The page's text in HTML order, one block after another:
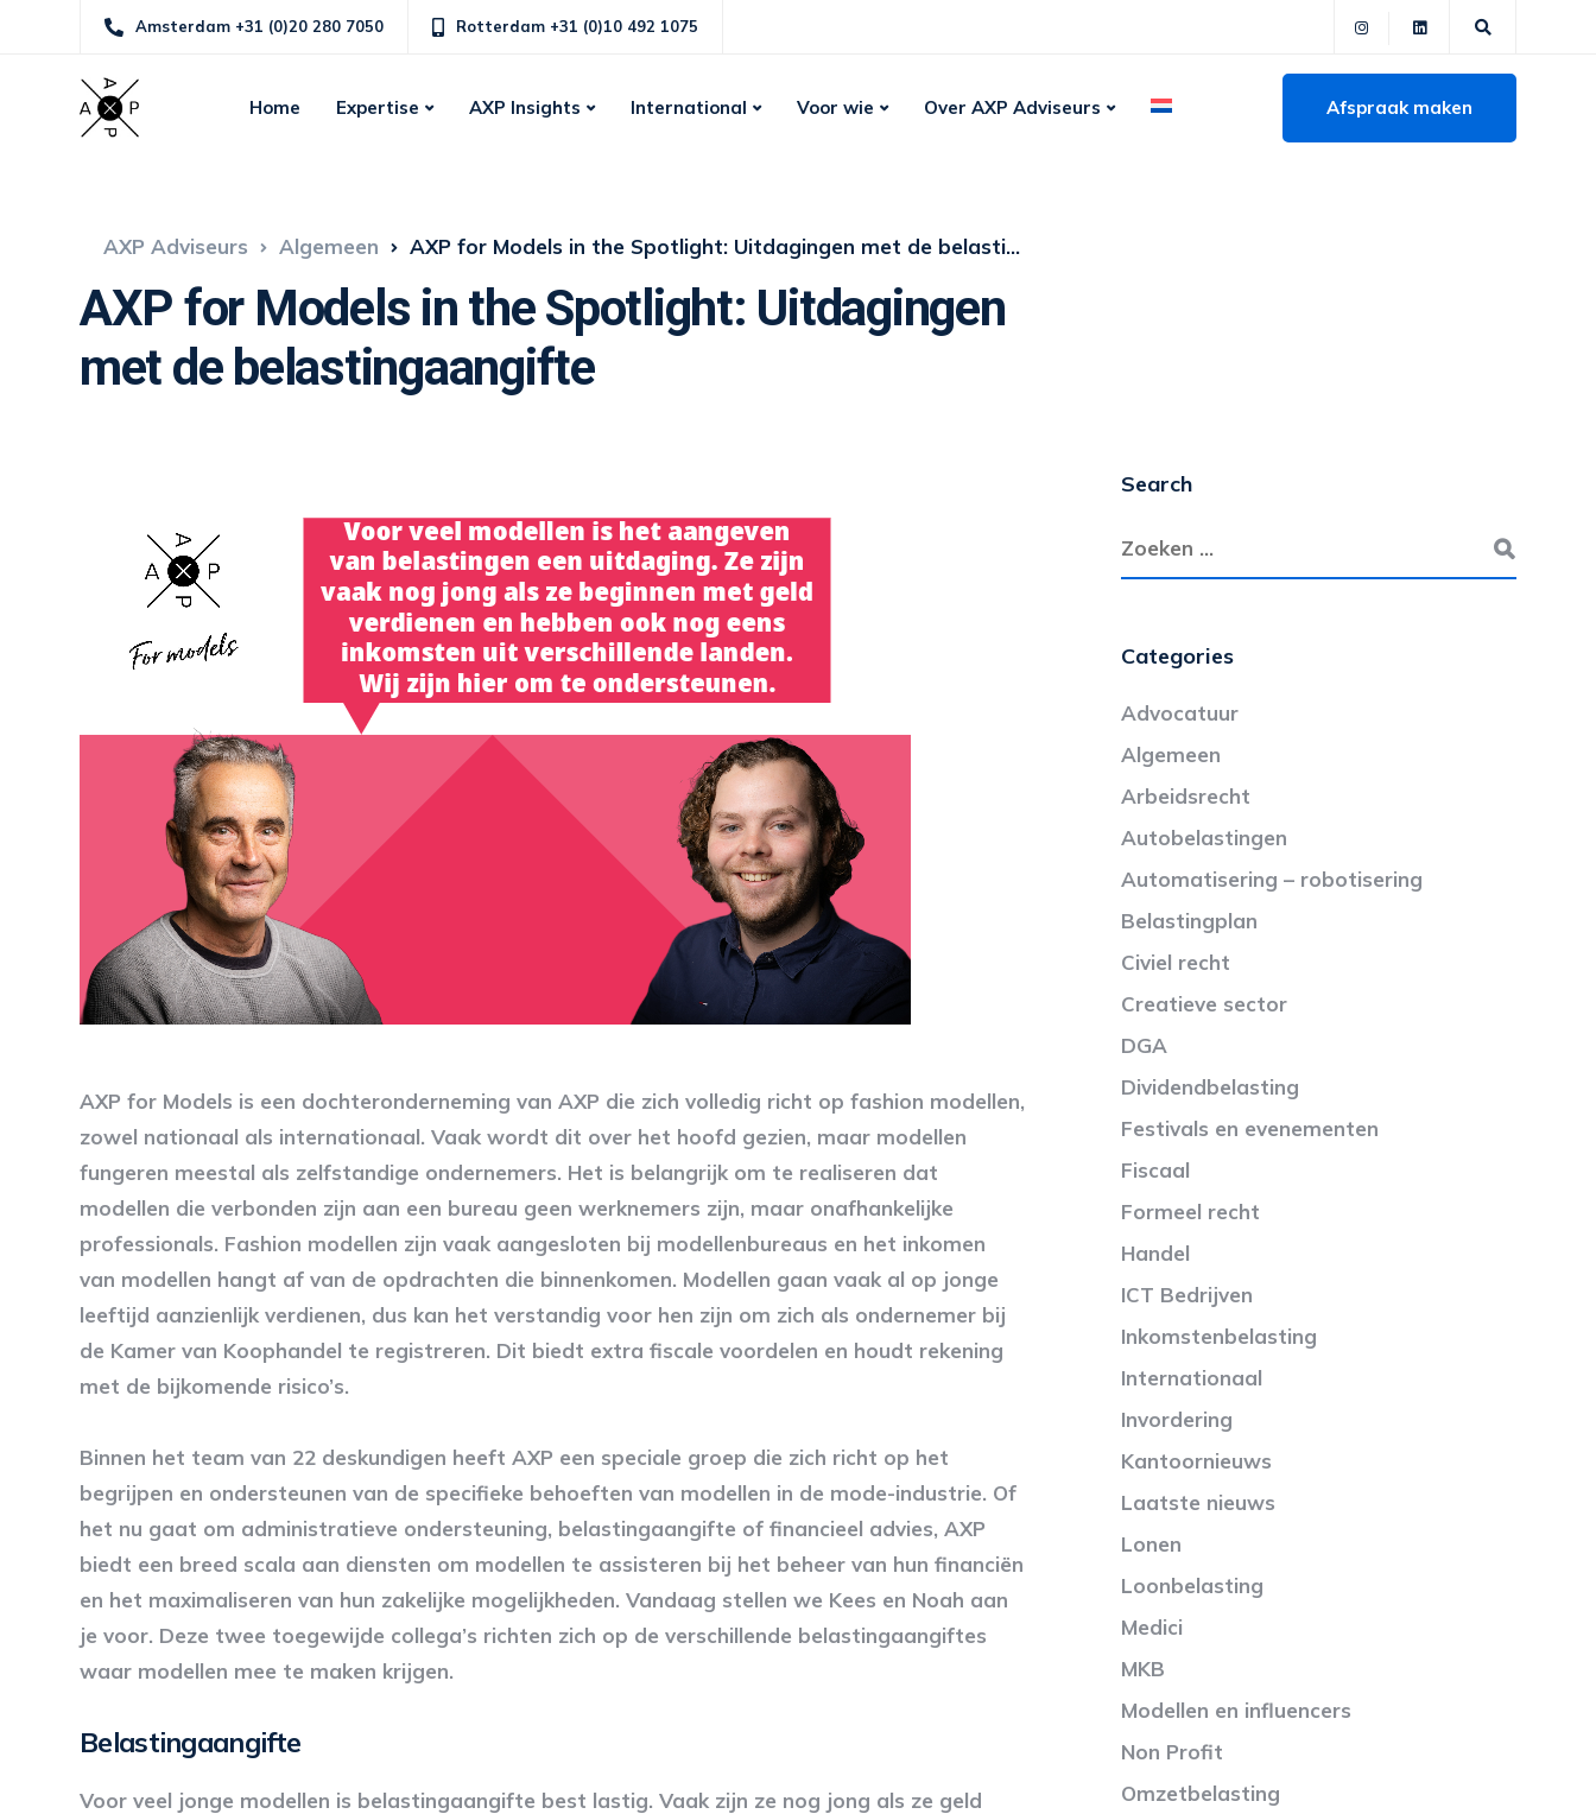
Amsterdam +31 (0)20 280 7050 Rotterdam +31 (0)10 492 1075
Home Expertise AXP Insights International Voor wie Over AXP Adviseurs Afspraak maken
AXP Adviseurs Algemeen AXP for Models in the Spotlight: Uitdagingen met de belastingaangifte
AXP for Models in the Spotlight: Uitdagingen
met de belastingaangifte
AXP for Models is een dochteronderneming van AXP die zich volledig richt op fashion modellen,
zowel nationaal als internationaal. Vaak wordt dit over het hoofd gezien, maar modellen
fungeren meestal als zelfstandige ondernemers. Het is belangrijk om te realiseren dat
modellen die verbonden zijn aan een bureau geen werknemers zijn, maar onafhankelijke
professionals. Fashion modellen zijn vaak aangesloten bij modellenbureaus en het inkomen
van modellen hangt af van de opdrachten die binnenkomen. Modellen gaan vaak al op jonge
leeftijd aanzienlijk verdienen, dus kan het verstandig voor hen zijn om zich als ondernemer bij
de Kamer van Koophandel te registreren. Dit biedt extra fiscale voordelen en houdt rekening
met de bijkomende risico’s.
Binnen het team van 22 deskundigen heeft AXP een speciale groep die zich richt op het
begrijpen en ondersteunen van de specifieke behoeften van modellen in de mode-industrie. Of
het nu gaat om administratieve ondersteuning, belastingaangifte of financieel advies, AXP
biedt een breed scala aan diensten om modellen te assisteren bij het beheer van hun financiën
en het maximaliseren van hun zakelijke mogelijkheden. Vandaag stellen we Kees en Noah aan
je voor. Deze twee toegewijde collega’s richten zich op de verschillende belastingaangiftes
waar modellen mee te maken krijgen.
Belastingaangifte
Voor veel jonge modellen is belastingaangifte best lastig. Vaak zijn ze nog jong als ze geld
Search
Categories
Advocatuur
Algemeen
Arbeidsrecht
Autobelastingen
Automatisering – robotisering
Belastingplan
Civiel recht
Creatieve sector
DGA
Dividendbelasting
Festivals en evenementen
Fiscaal
Formeel recht
Handel
ICT Bedrijven
Inkomstenbelasting
Internationaal
Invordering
Kantoornieuws
Laatste nieuws
Lonen
Loonbelasting
Medici
MKB
Modellen en influencers
Non Profit
Omzetbelasting